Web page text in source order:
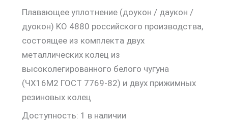
Плавающее уплотнение (доукон / даукон /
дуокон) KO 4880 российского производства,
состоящее из комплекта двух
металлических колец из
высоколегированного белого чугуна
(ЧХ16М2 ГОСТ 7769-82) и двух прижимных
резиновых колец
Доступность: 1 в наличии